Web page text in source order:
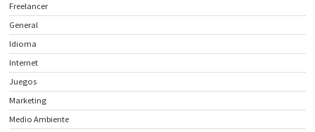
Freelancer
General
Idioma
Internet
Juegos
Marketing
Medio Ambiente